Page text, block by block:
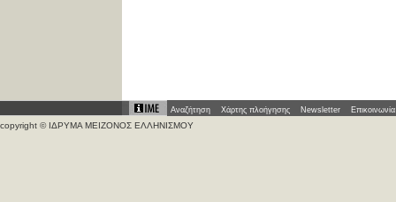
Αναζήτηση Χάρτης πλοήγησης Newsletter Επικοινωνία
copyright © ΙΔΡΥΜΑ ΜΕΙΖΟΝΟΣ ΕΛΛΗΝΙΣΜΟΥ